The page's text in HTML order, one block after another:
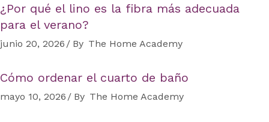
¿Por qué el lino es la fibra más adecuada
para el verano?
junio 20, 2026 By The Home Academy
Cómo ordenar el cuarto de baño
mayo 10, 2026 By The Home Academy